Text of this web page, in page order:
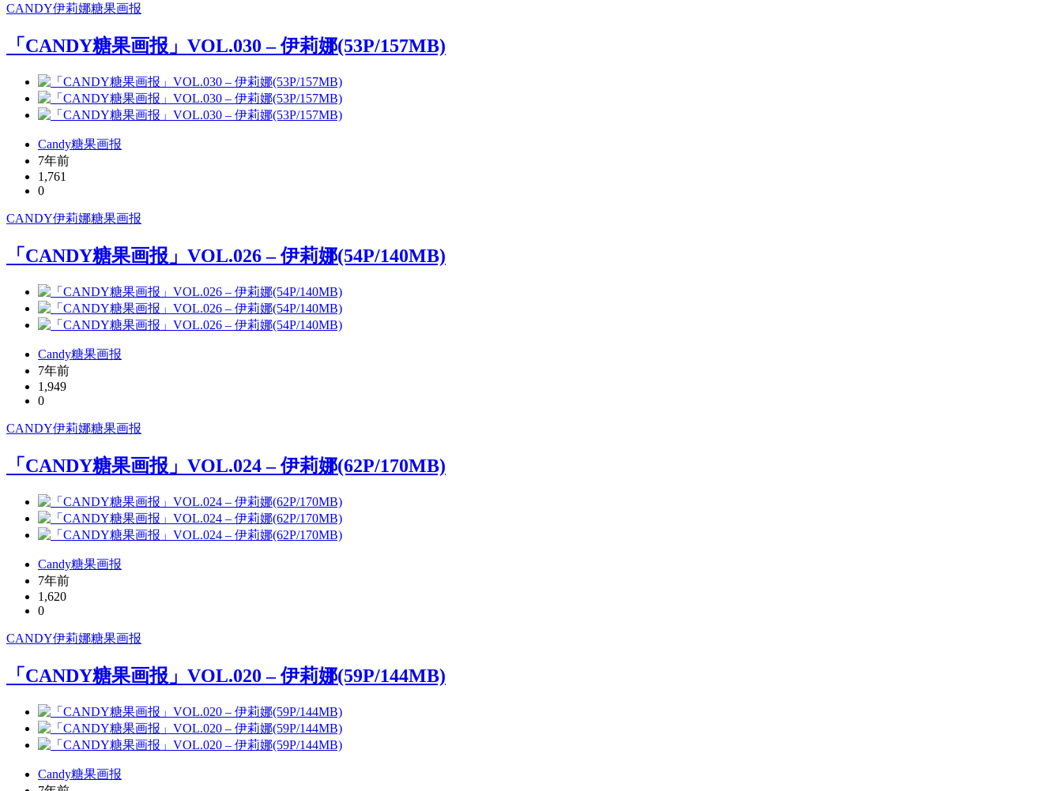
CANDY伊莉娜糖果画报
「CANDY糖果画报」VOL.030 – 伊莉娜(53P/157MB)
Candy糖果画报
7年前
1,761
0
CANDY伊莉娜糖果画报
「CANDY糖果画报」VOL.026 – 伊莉娜(54P/140MB)
Candy糖果画报
7年前
1,949
0
CANDY伊莉娜糖果画报
「CANDY糖果画报」VOL.024 – 伊莉娜(62P/170MB)
Candy糖果画报
7年前
1,620
0
CANDY伊莉娜糖果画报
「CANDY糖果画报」VOL.020 – 伊莉娜(59P/144MB)
Candy糖果画报